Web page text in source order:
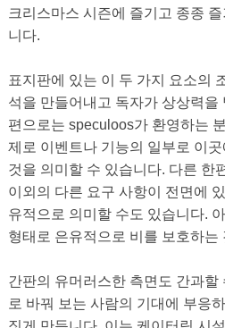
크리스마스 시즌에 즐기고 종종
니다.
표지판에 있는 이 두 가지 요소의
석을 만들어내고 독자가 상상력
편으로는 speculoos가 환영하는
제로 이벤트나 기능의 일부로 이
것을 의미할 수 있습니다. 다른 한
이외의 다른 요구 사항이 전면에
유적으로 의미할 수도 있습니다.
형태로 은유적으로 비를 보호하는
간판의 유머러스한 측면도 간과할
로 바꿔 보는 사람의 기대에 부응